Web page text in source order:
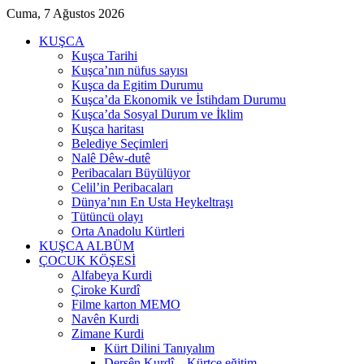
Cuma, 7 Ağustos 2026
KUŞCA
Kuşca Tarihi
Kuşca’nın nüfus sayısı
Kuşca da Egitim Durumu
Kuşca’da Ekonomik ve İstihdam Durumu
Kuşca’da Sosyal Durum ve İklim
Kuşca haritası
Belediye Seçimleri
Nalê Dêw-dutê
Peribacaları Büyülüyor
Celil’in Peribacaları
Dünya’nın En Usta Heykeltraşı
Tütüncü olayı
Orta Anadolu Kürtleri
KUŞCA ALBÜM
ÇOCUK KÖŞESİ
Alfabeya Kurdi
Çiroke Kurdî
Filme karton MEMO
Navên Kurdi
Zimane Kurdi
Kürt Dilini Tanıyalım